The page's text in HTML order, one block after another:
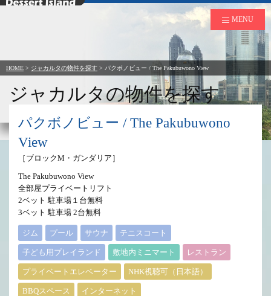
デザートアイランド
MENU
HOME > ジャカルタの物件を探す > パクボノビュー / The Pakubuwono View
ジャカルタの物件を探す
パクボノビュー / The Pakubuwono
View
［ブロックM・ガンダリア］
The Pakubuwono View
全部屋プライベートリフト
2ベット 駐車場１台無料
3ベット 駐車場 2台無料
ジム プール サウナ テニスコート
子ども用プレイランド 敷地内ミニマート レストラン
プライベートエレベーター NHK視聴可（日本語）
BBQスペース インターネット